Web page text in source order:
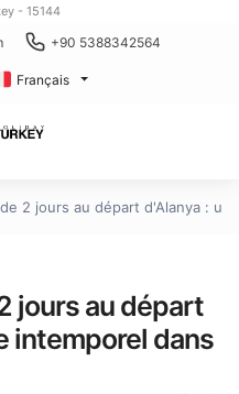
- 15144
+90 5388342564
Français
2 jours au départ d'Alanya :
jours au départ
intemporel dans